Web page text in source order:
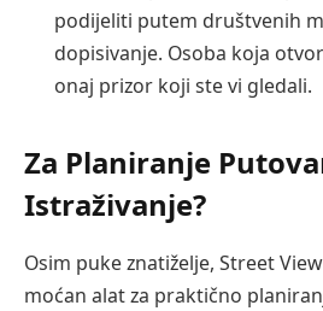
podijeliti putem društvenih
dopisivanje. Osoba koja
onaj prizor koji ste vi gledali.
Za Planiranje
Istraživanje?
Osim puke znatiželje, Street
moćan alat za praktično